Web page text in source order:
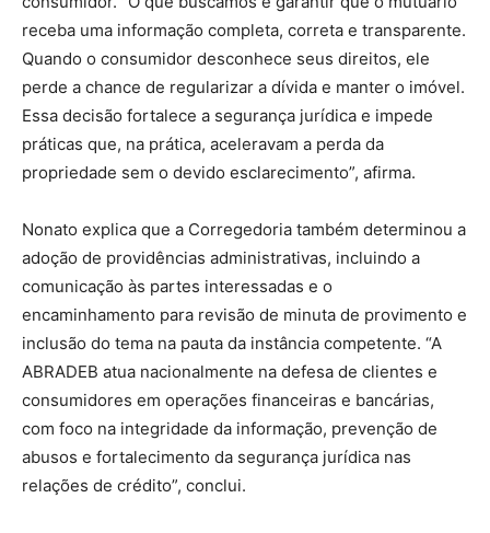
receba uma informação completa, correta e transparente.
Quando o consumidor desconhece seus direitos, ele
perde a chance de regularizar a dívida e manter o imóvel.
Essa decisão fortalece a segurança jurídica e impede
práticas que, na prática, aceleravam a perda da
propriedade sem o devido esclarecimento”, afirma.
Nonato explica que a Corregedoria também determinou a
adoção de providências administrativas, incluindo a
comunicação às partes interessadas e o
encaminhamento para revisão de minuta de provimento e
inclusão do tema na pauta da instância competente. “A
ABRADEB atua nacionalmente na defesa de clientes e
consumidores em operações financeiras e bancárias,
com foco na integridade da informação, prevenção de
abusos e fortalecimento da segurança jurídica nas
relações de crédito”, conclui.